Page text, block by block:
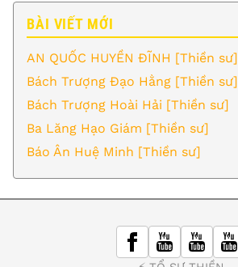
BÀI VIẾT MỚI
AN QUỐC HUYỀN ĐĨNH [Thiền sư]
Bách Trượng Đạo Hằng [Thiền sư]
Bách Trượng Hoài Hải [Thiền sư]
Ba Lăng Hạo Giám [Thiền sư]
Báo Ân Huệ Minh [Thiền sư]